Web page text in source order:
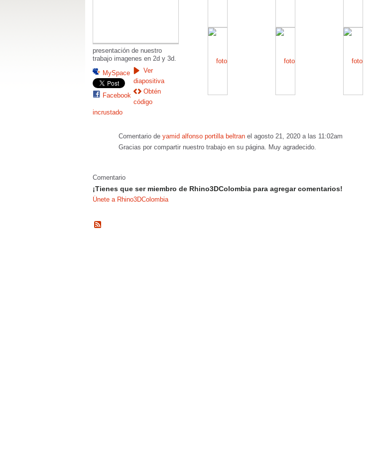
presentación de nuestro
trabajo imagenes en 2d y 3d.
MySpace
Facebook
Ver
diapositiva
Obtén
código
incrustado
Comentario de yamid alfonso portilla beltran el agosto 21, 2020 a las 11:02am
Gracias por compartir nuestro trabajo en su página. Muy agradecido.
Comentario
¡Tienes que ser miembro de Rhino3DColombia para agregar comentarios!
Únete a Rhino3DColombia